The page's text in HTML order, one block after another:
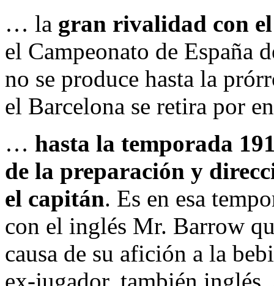
… la gran rivalidad con
el Campeonato de España
no se produce hasta la
el Barcelona se retira por
… hasta la temporada
de la preparación y
el capitán. Es en esa
con el inglés Mr. Barrow
causa de su afición a la
ex-jugador, también